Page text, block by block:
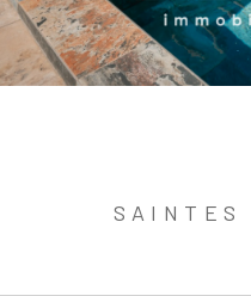
SAINTES